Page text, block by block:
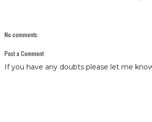
No comments:
Post a Comment
If you have any doubts please let me